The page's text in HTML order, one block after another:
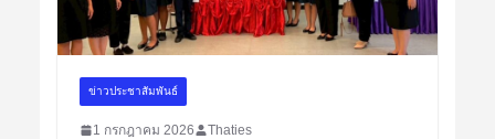
ข่าวประชาสัมพันธ์
1 กรกฎาคม 2026 Thaties